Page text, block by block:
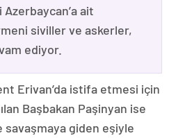
ait
siviller ve askerler,
ediyor.
Erivan’da istifa etmesi için
Başbakan Paşinyan ise
giden eşiyle